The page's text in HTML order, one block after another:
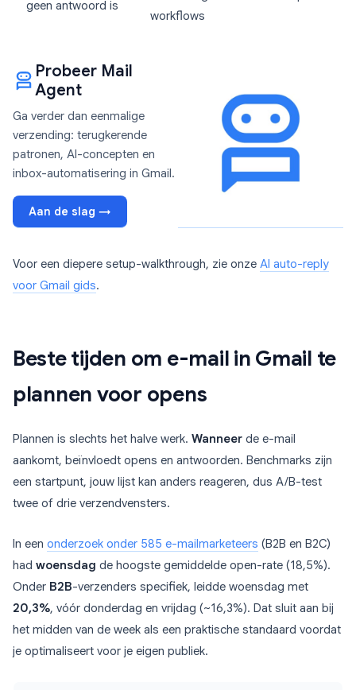
geen antwoord is
workflows
Probeer Mail
Agent
Ga verder dan eenmalige
verzending: terugkerende
patronen, AI-concepten en
inbox-automatisering in Gmail.
Aan de slag →
Voor een diepere setup-walkthrough, zie onze AI auto-reply
voor Gmail gids.
Beste tijden om e-mail in Gmail te
plannen voor opens
Plannen is slechts het halve werk. Wanneer de e-mail
aankomt, beïnvloedt opens en antwoorden. Benchmarks zijn
een startpunt, jouw lijst kan anders reageren, dus A/B-test
twee of drie verzendvensters.
In een onderzoek onder 585 e-mailmarketeers (B2B en B2C)
had woensdag de hoogste gemiddelde open-rate (18,5%).
Onder B2B-verzenders specifiek, leidde woensdag met
20,3%, vóór donderdag en vrijdag (~16,3%). Dat sluit aan bij
het midden van de week als een praktische standaard voordat
je optimaliseert voor je eigen publiek.